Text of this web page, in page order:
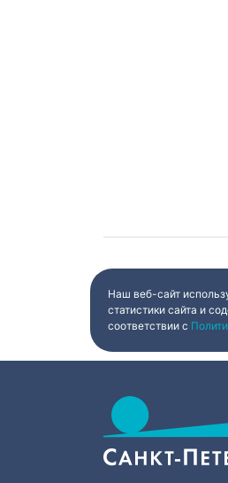
Наш веб-сайт
статистики сайта и
соответствии с